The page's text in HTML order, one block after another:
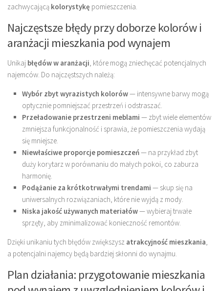
zachwycającą kolorystykę pomieszczenia.
Najczęstsze błędy przy doborze kolorów i
aranżacji mieszkania pod wynajem
Unikaj błędów w aranżacji , które mogą zniechęcać potencjalnych
najemców. Do najczęstszych należą:
Wybór zbyt wyrazistych kolorów— intensywne barwy mogą
optycznie pomniejszać przestrzeń i odstraszać.
Przeładowanie przestrzeni meblami — zbyt wiele elementów
zmniejsza funkcjonalność i sprawia, że pomieszczenia wydają
się mniejsze.
Niewłaściwe proporcje pomieszczeń— na przykład zbyt
duży korytarz w porównaniu do małych pokoi, co zaburza
harmonię.
Podążanie za krótkotrwałymi trendami — skup się na
uniwersalnych rozwiązaniach, które nie wyjdą z mody.
Niska jakość używanych materiałów— wybieraj trwałe
sprzęty, aby zminimalizować konieczność remontów.
Dzięki unikaniu tych błędów zwiększysz atrakcyjność mieszkania
a potencjalni najemcy będą bardziej skłonni do wynajmu.
Plan działania: przygotowanie mieszkania